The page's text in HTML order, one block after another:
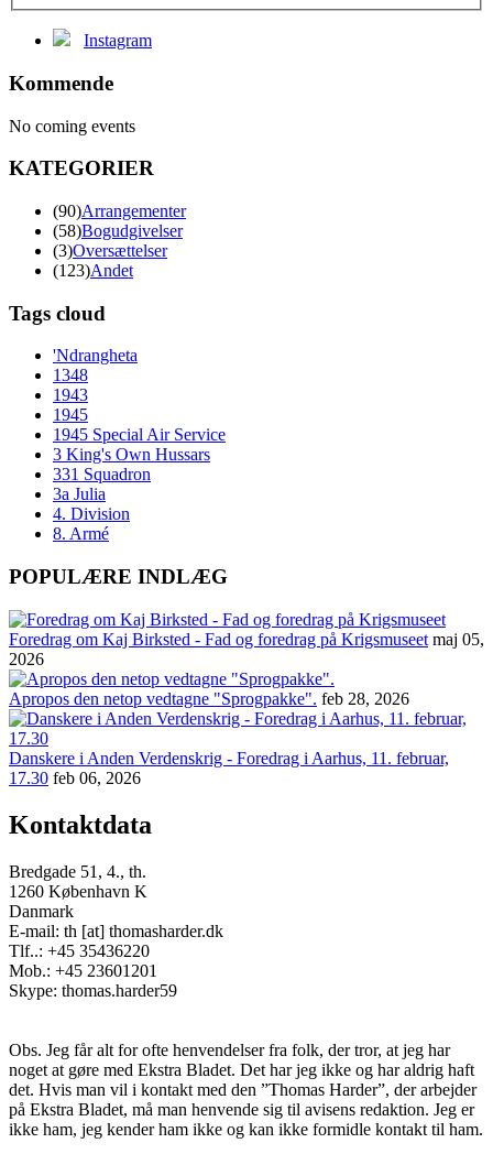
Instagram
Kommende
No coming events
KATEGORIER
(90)Arrangementer
(58)Bogudgivelser
(3)Oversættelser
(123)Andet
Tags cloud
'Ndrangheta
1348
1943
1945
1945 Special Air Service
3 King's Own Hussars
331 Squadron
3a Julia
4. Division
8. Armé
POPULÆRE INDLÆG
Foredrag om Kaj Birksted - Fad og foredrag på Krigsmuseet maj 05,
2026
Apropos den netop vedtagne "Sprogpakke". feb 28, 2026
Danskere i Anden Verdenskrig - Foredrag i Aarhus, 11. februar,
17.30 feb 06, 2026
Kontaktdata
Bredgade 51, 4., th.
1260 København K
Danmark
E-mail: th [at] thomasharder.dk
Tlf..: +45 35436220
Mob.: +45 23601201
Skype: thomas.harder59
Obs. Jeg får alt for ofte henvendelser fra folk, der tror, at jeg har
noget at gøre med Ekstra Bladet. Det har jeg ikke og har aldrig haft
det. Hvis man vil i kontakt med den ”Thomas Harder”, der arbejder
på Ekstra Bladet, må man henvende sig til avisens redaktion. Jeg er
ikke ham, jeg kender ham ikke og kan ikke formidle kontakt til ham.